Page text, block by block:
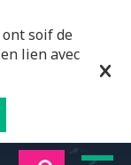
ont soif de
lien avec